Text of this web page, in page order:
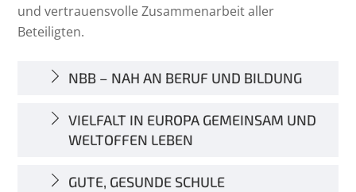
und vertrauensvolle Zusammenarbeit aller
Beteiligten.
NBB – NAH AN BERUF UND BILDUNG
VIELFALT IN EUROPA GEMEINSAM UND
WELTOFFEN LEBEN
GUTE, GESUNDE SCHULE